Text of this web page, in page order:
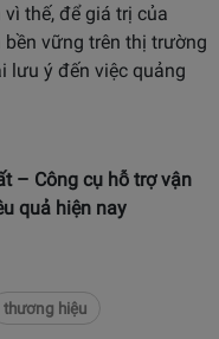
thế, để giá trị của
vững trên thị trường
lưu ý đến việc quảng
– Công cụ hỗ trợ vận
quả hiện nay
thương hiệu